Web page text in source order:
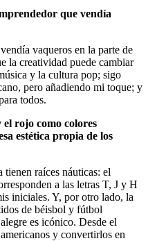
que vendía
vaqueros en la parte de
la creatividad puede cambiar
y la cultura pop; sigo
pero añadiendo mi toque; y
todos.
el rojo como colores
estética propia de los
raíces náuticas: el
a las letras T, J y H
iniciales. Y, por otro lado, la
de béisbol y fútbol
es icónico. Desde el
y convertirlos en